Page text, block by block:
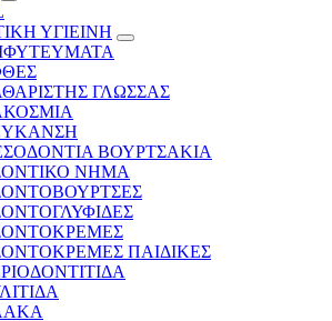
ΥΓΙΕΙΝΗ
ΓΛΩΣΣΑΣ
ΒΟΥΡΤΣΑΚΙΑ
ΝΗΜΑ
ΠΑΙΔΙΚΕΣ